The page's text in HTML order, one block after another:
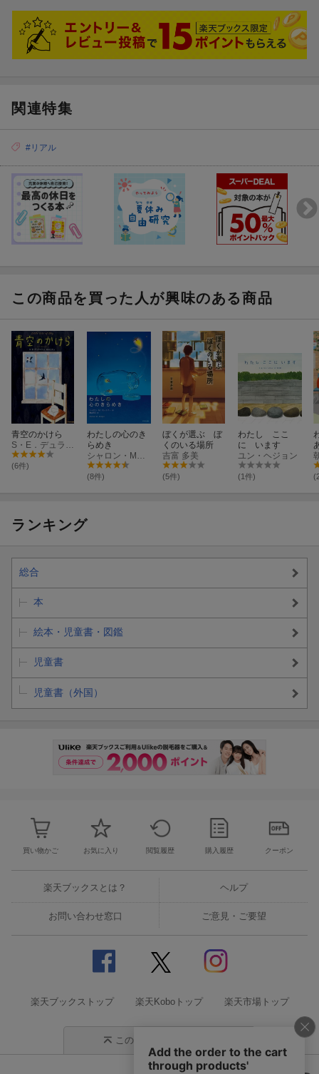
関連特集
#リアル
この商品を買った人が興味のある商品
青空のかけら
(6件)
わたしの心のき
らめき
(8件)
ぼくが選ぶ ぼ
くのいる場所
吉富 多美
(5件)
わたし ここ
に います
ユン・ヘジョン
(1件)
ランキング
総合
本
絵本・児童書・図鑑
児童書
児童書（外国）
買い物かご お気に入り 閲覧履歴 購入履歴 クーポン
楽天ブックスとは？ ヘルプ
お問い合わせ窓口 ご意見・ご要望
楽天ブックストップ 楽天Koboトップ 楽天市場トップ
このページの先頭に戻る